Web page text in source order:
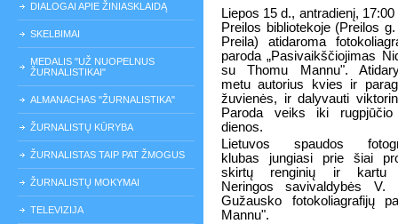
DIALOGAI APIE ŽINIASKLAIDĄ
SKELBIMAI
MEDALIS "UŽ NUOPELNUS
ŽURNALISTIKAI"
ALMANACHAS "ŽURNALISTIKA"
ŽURNALISTŲ KŪRYBA
ŽURNALISTAS TAIP PAT ŽMOGUS
ŽURNALISTŲ MOKYMAI
TELEVIZIJA
Liepos 15 d., antradienį, 17:00
Preilos bibliotekoje (Preilos
Preila) atidaroma
paroda „Pasivaikščiojimas
su Thomu Mannu".
metu autorius kvies ir
žuvienės, ir dalyvauti
Paroda veiks iki
dienos.
Lietuvos spaudos
klubas jungiasi prie šiai
skirtų renginių ir kartu
Neringos savivaldybės V.
Gužausko fotokoliagrafijų
Mannu".